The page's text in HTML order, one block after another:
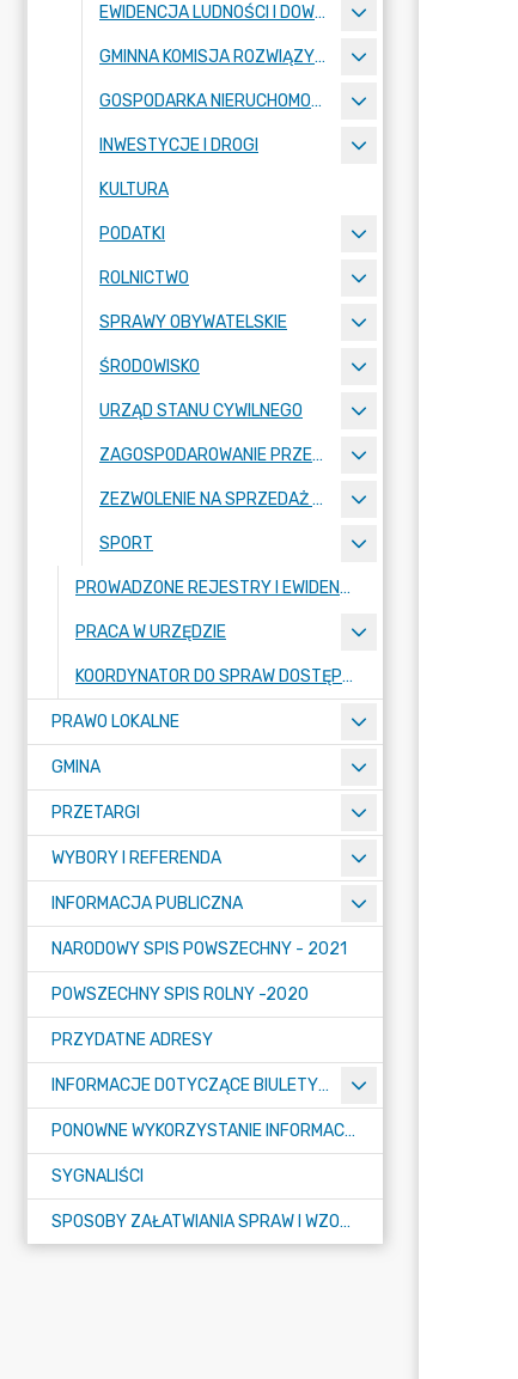
EWIDENCJA LUDNOŚCI I DOWODY OSOBISTE
GMINNA KOMISJA ROZWIĄZYWANIA PROBLEMÓW ALKOHOLOWYCH
GOSPODARKA NIERUCHOMOŚCIAMI
INWESTYCJE I DROGI
KULTURA
PODATKI
ROLNICTWO
SPRAWY OBYWATELSKIE
ŚRODOWISKO
URZĄD STANU CYWILNEGO
ZAGOSPODAROWANIE PRZESTRZENNE
ZEZWOLENIE NA SPRZEDAŻ NAPOJÓW ALKOHOLOWYCH
SPORT
PROWADZONE REJESTRY I EWIDENCJE
PRACA W URZĘDZIE
KOORDYNATOR DO SPRAW DOSTĘPNOŚCI
PRAWO LOKALNE
GMINA
PRZETARGI
WYBORY I REFERENDA
INFORMACJA PUBLICZNA
NARODOWY SPIS POWSZECHNY - 2021
POWSZECHNY SPIS ROLNY -2020
PRZYDATNE ADRESY
INFORMACJE DOTYCZĄCE BIULETYNU INFORMACJI PUBLICZNEJ
PONOWNE WYKORZYSTANIE INFORMACJI PUBLICZNEJ
SYGNALIŚCI
SPOSOBY ZAŁATWIANIA SPRAW I WZORY WNIOSKÓW